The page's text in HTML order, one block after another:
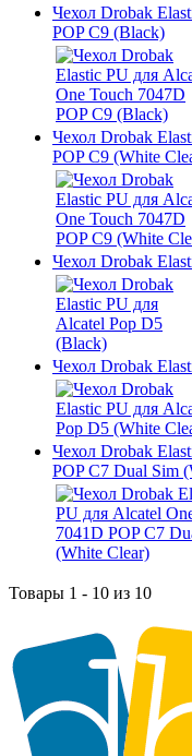
Чехол Drobak
POP C9 (Black)
Чехол Drobak
POP C9 (White
Чехол Drobak
Чехол Drobak
Чехол Drobak
POP C7 Dual Sim
Товары 1 - 10 из 10